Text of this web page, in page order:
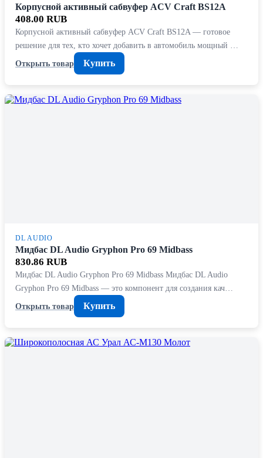
Корпусной активный сабвуфер ACV Craft BS12A
408.00 RUB
Корпусной активный сабвуфер ACV Craft BS12A — готовое
решение для тех, кто хочет добавить в автомобиль мощный …
Открыть товар
Купить
DL AUDIO
Мидбас DL Audio Gryphon Pro 69 Midbass
830.86 RUB
Мидбас DL Audio Gryphon Pro 69 Midbass Мидбас DL Audio
Gryphon Pro 69 Midbass — это компонент для создания кач…
Открыть товар
Купить